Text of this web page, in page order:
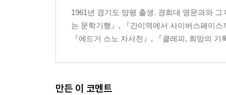
1961년 경기도 양평 출생. 경희대 영문과와
는 문학기행』, 『간이역에서 사이버스페이
『에드거 스노 자서전』, 『클레피, 희망의
만든 이 코멘트